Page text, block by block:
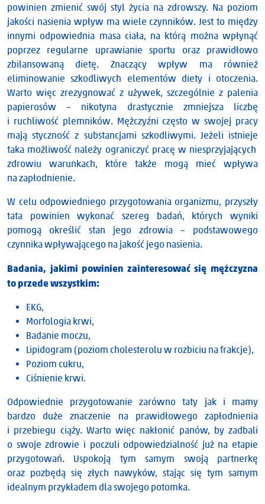
powinien zmienić swój styl życia na zdrowszy. Na poziom
jakości nasienia wpływ ma wiele czynników. Jest to między
innymi odpowiednia masa ciała, na którą można wpłynąć
poprzez regularne uprawianie sportu oraz prawidłowo
zbilansowaną dietę. Znaczący wpływ ma również
eliminowanie szkodliwych elementów diety i otoczenia.
Warto więc zrezygnować z używek, szczególnie z palenia
papierosów – nikotyna drastycznie zmniejsza liczbę
i ruchliwość plemników. Mężczyźni często w swojej pracy
mają styczność z substancjami szkodliwymi. Jeżeli istnieje
taka możliwość należy ograniczyć pracę w niesprzyjających
zdrowiu warunkach, które także mogą mieć wpływa
na zapłodnienie.
W celu odpowiedniego przygotowania organizmu, przyszły
tata powinien wykonać szereg badań, których wyniki
pomogą określić stan jego zdrowia – podstawowego
czynnika wpływającego na jakość jego nasienia.
Badania, jakimi powinien zainteresować się mężczyzna
to przede wszystkim:
EKG,
Morfologia krwi,
Badanie moczu,
Lipidogram (poziom cholesterolu w rozbiciu na frakcje),
Poziom cukru,
Ciśnienie krwi.
Odpowiednie przygotowanie zarówno taty jak i mamy
bardzo duże znaczenie na prawidłowego zapłodnienia
i przebiegu ciąży. Warto więc nakłonić panów, by zadbali
o swoje zdrowie i poczuli odpowiedzialność już na etapie
przygotowań. Uspokoją tym samym swoją partnerkę
oraz pozbędą się złych nawyków, stając się tym samym
idealnym przykładem dla swojego potomka.